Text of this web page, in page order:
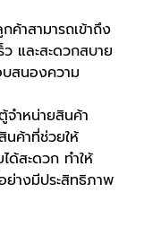
ค้าสามารถเข้าถึง
และสะดวกสบาย
บสนองความ
จำหน่ายสินค้า
ค้าที่ช่วยให้
ด้สะดวก ทำให้
ย่างมีประสิทธิภาพ